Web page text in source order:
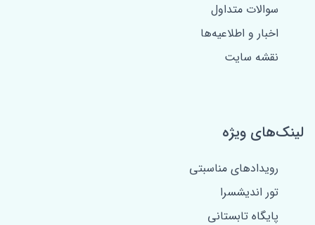
سوالات متداول
اخبار و اطلاعیه‌ها
نقشه سایت
لینک‌های ویژه
رویدادهای مناسبتی
تور اندیشسرا
پایگاه تابستانی